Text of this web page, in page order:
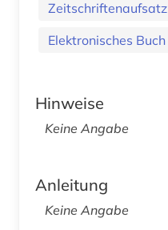
Zeitschriftenaufsatz
Elektronisches Buch
Hinweise
Keine Angabe
Anleitung
Keine Angabe